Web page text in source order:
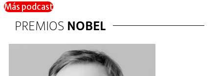
Más podcast
PREMIOS NOBEL